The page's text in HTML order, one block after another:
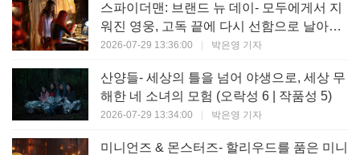
스파이더맨: 브랜드 뉴 데이- 모두에게서 지
워진 영웅, 고독 끝에 다시 선함으로 날아오
르다 (오락성 8 | 작품성 8)
2026-07-29 13:36:00 박은영 기자
산양들- 세상의 틀을 넘어 야생으로, 세상 무
해한 네 소녀의 모험 (오락성 6 | 작품성 5)
2026-07-29 13:34:00 박은영 기자
미니언즈 & 몬스터즈- 할리우드를 품은 미니